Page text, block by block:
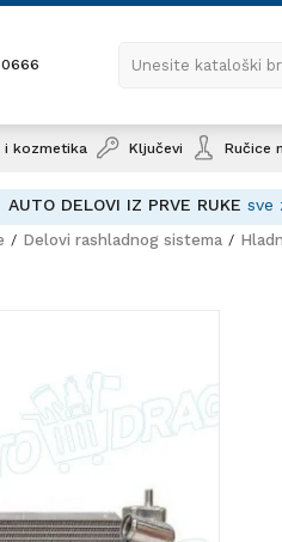
Unesite kataloški
i kozmetika Ključevi Ručice
AUTO DELOVI IZ PRVE RUKE sve
Delovi rashladnog sistema